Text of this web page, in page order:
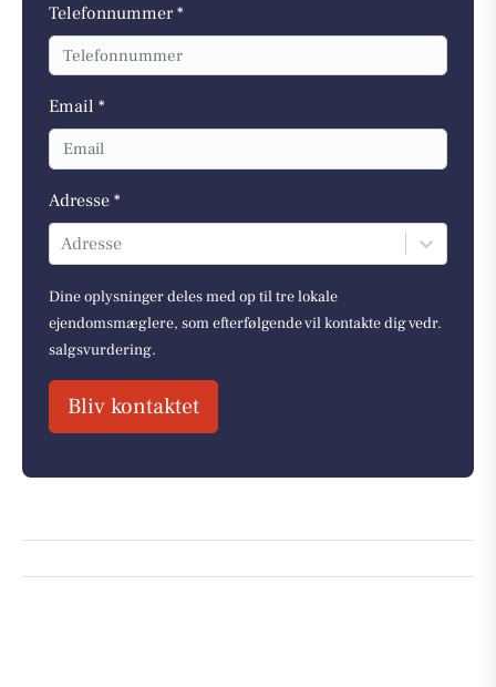
Telefonnummer *
Email *
Adresse *
Adresse
Dine oplysninger deles med op til tre lokale
ejendomsmæglere, som efterfølgende vil kontakte dig vedr.
salgsvurdering.
Bliv kontaktet